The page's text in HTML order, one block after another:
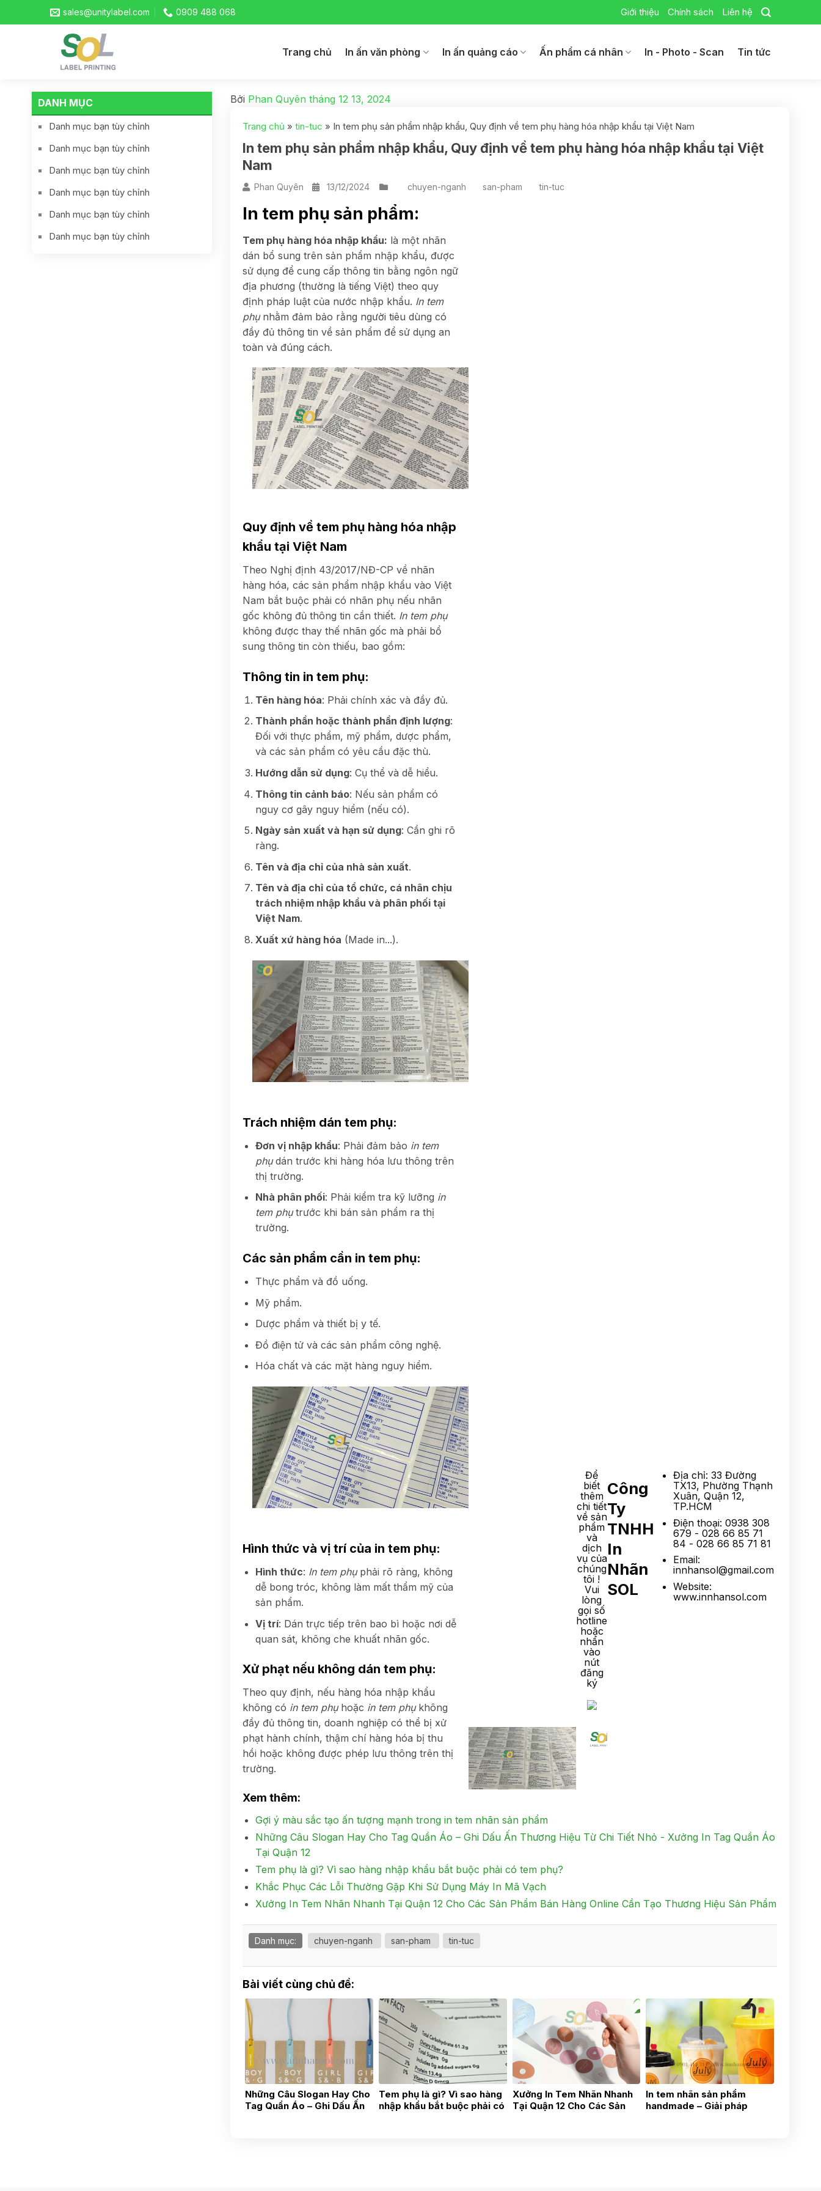
sales@unitylabel.com 0909 488 068 Giới thiệu Chính sách Liên hệ
Trang chủ In ấn văn phòng In ấn quảng cáo Ấn phẩm cá nhân In - Photo - Scan Tin tức
DANH MỤC
Danh mục bạn tùy chỉnh
Danh mục bạn tùy chỉnh
Danh mục bạn tùy chỉnh
Danh mục bạn tùy chỉnh
Danh mục bạn tùy chỉnh
Danh mục bạn tùy chỉnh
Bởi Phan Quyên tháng 12 13, 2024
Trang chủ » tin-tuc » In tem phụ sản phẩm nhập khẩu, Quy định về tem phụ hàng hóa nhập khẩu tại Việt Nam
In tem phụ sản phẩm nhập khẩu, Quy định về tem phụ hàng hóa nhập khẩu tại Việt
Nam
Phan Quyên 13/12/2024 chuyen-nganh san-pham tin-tuc
In tem phụ sản phẩm:
Tem phụ hàng hóa nhập khẩu: là một nhãn
dán bổ sung trên sản phẩm nhập khẩu, được
sử dụng để cung cấp thông tin bằng ngôn ngữ
địa phương (thường là tiếng Việt) theo quy
định pháp luật của nước nhập khẩu. In tem
phụnhằm đảm bảo rằng người tiêu dùng có
đầy đủ thông tin về sản phẩm để sử dụng an
toàn và đúng cách.
Quy định về tem phụ hàng hóa nhập
khẩu tại Việt Nam
Theo Nghị định 43/2017/NĐ-CP về nhãn
hàng hóa, các sản phẩm nhập khẩu vào Việt
Nam bắt buộc phải có nhãn phụ nếu nhãn
gốc không đủ thông tin cần thiết. In tem phụ
không được thay thế nhãn gốc mà phải bổ
sung thông tin còn thiếu, bao gồm:
Thông tin in tem phụ:
Tên hàng hóa: Phải chính xác và đầy đủ.
Thành phần hoặc thành phần định lượng:
Đối với thực phẩm, mỹ phẩm, dược phẩm,
và các sản phẩm có yêu cầu đặc thù.
Hướng dẫn sử dụng: Cụ thể và dễ hiểu.
Thông tin cảnh báo: Nếu sản phẩm có
nguy cơ gây nguy hiểm (nếu có).
Ngày sản xuất và hạn sử dụng: Cần ghi rõ
ràng.
Tên và địa chỉ của nhà sản xuất.
Tên và địa chỉ của tổ chức, cá nhân chịu
trách nhiệm nhập khẩu và phân phối tại
Việt Nam.
Xuất xứ hàng hóa (Made in...).
Trách nhiệm dán tem phụ:
Đơn vị nhập khẩu: Phải đảm bảo in tem
phụdán trước khi hàng hóa lưu thông trên
thị trường.
Nhà phân phối: Phải kiểm tra kỹ lưỡng in
tem phụtrước khi bán sản phẩm ra thị
trường.
Các sản phẩm cần in tem phụ:
Thực phẩm và đồ uống.
Mỹ phẩm.
Dược phẩm và thiết bị y tế.
Đồ điện tử và các sản phẩm công nghệ.
Hóa chất và các mặt hàng nguy hiểm.
Hình thức và vị trí của in tem phụ:
Hình thức: In tem phụphải rõ ràng, không
dễ bong tróc, không làm mất thẩm mỹ của
sản phẩm.
Vị trí: Dán trực tiếp trên bao bì hoặc nơi dễ
quan sát, không che khuất nhãn gốc.
Xử phạt nếu không dán tem phụ:
Theo quy định, nếu hàng hóa nhập khẩu
không có in tem phụhoặc in tem phụkhông
đầy đủ thông tin, doanh nghiệp có thể bị xử
phạt hành chính, thậm chí hàng hóa bị thu
hồi hoặc không được phép lưu thông trên thị
trường.
Để
biết
thêm
chi tiết
về sản
phẩm
và
dịch
vụ của
chúng
tôi !
Vui
lòng
gọi số
hotline
hoặc
nhấn
vào
nút
đăng
ký
Công
Ty
TNHH
In
Nhãn
SOL
Địa chỉ: 33 Đường
TX13, Phường Thạnh
Xuân, Quận 12,
TP.HCM
Điện thoại: 0938 308
679 - 028 66 85 71
84 - 028 66 85 71 81
Email:
innhansol@gmail.com
Website:
www.innhansol.com
Xem thêm:
Gợi ý màu sắc tạo ấn tượng mạnh trong in tem nhãn sản phẩm
Những Câu Slogan Hay Cho Tag Quần Áo – Ghi Dấu Ấn Thương Hiệu Từ Chi Tiết Nhỏ - Xưởng In Tag Quần Áo
Tại Quận 12
Tem phụ là gì? Vì sao hàng nhập khẩu bắt buộc phải có tem phụ?
Khắc Phục Các Lỗi Thường Gặp Khi Sử Dụng Máy In Mã Vạch
Xưởng In Tem Nhãn Nhanh Tại Quận 12 Cho Các Sản Phẩm Bán Hàng Online Cần Tạo Thương Hiệu Sản Phẩm
Danh mục: chuyen-nganh san-pham tin-tuc
Bài viết cùng chủ đề:
Những Câu Slogan Hay Cho
Tag Quần Áo – Ghi Dấu Ấn
Tem phụ là gì? Vì sao hàng
nhập khẩu bắt buộc phải có
Xưởng In Tem Nhãn Nhanh
Tại Quận 12 Cho Các Sản
In tem nhãn sản phẩm
handmade – Giải pháp